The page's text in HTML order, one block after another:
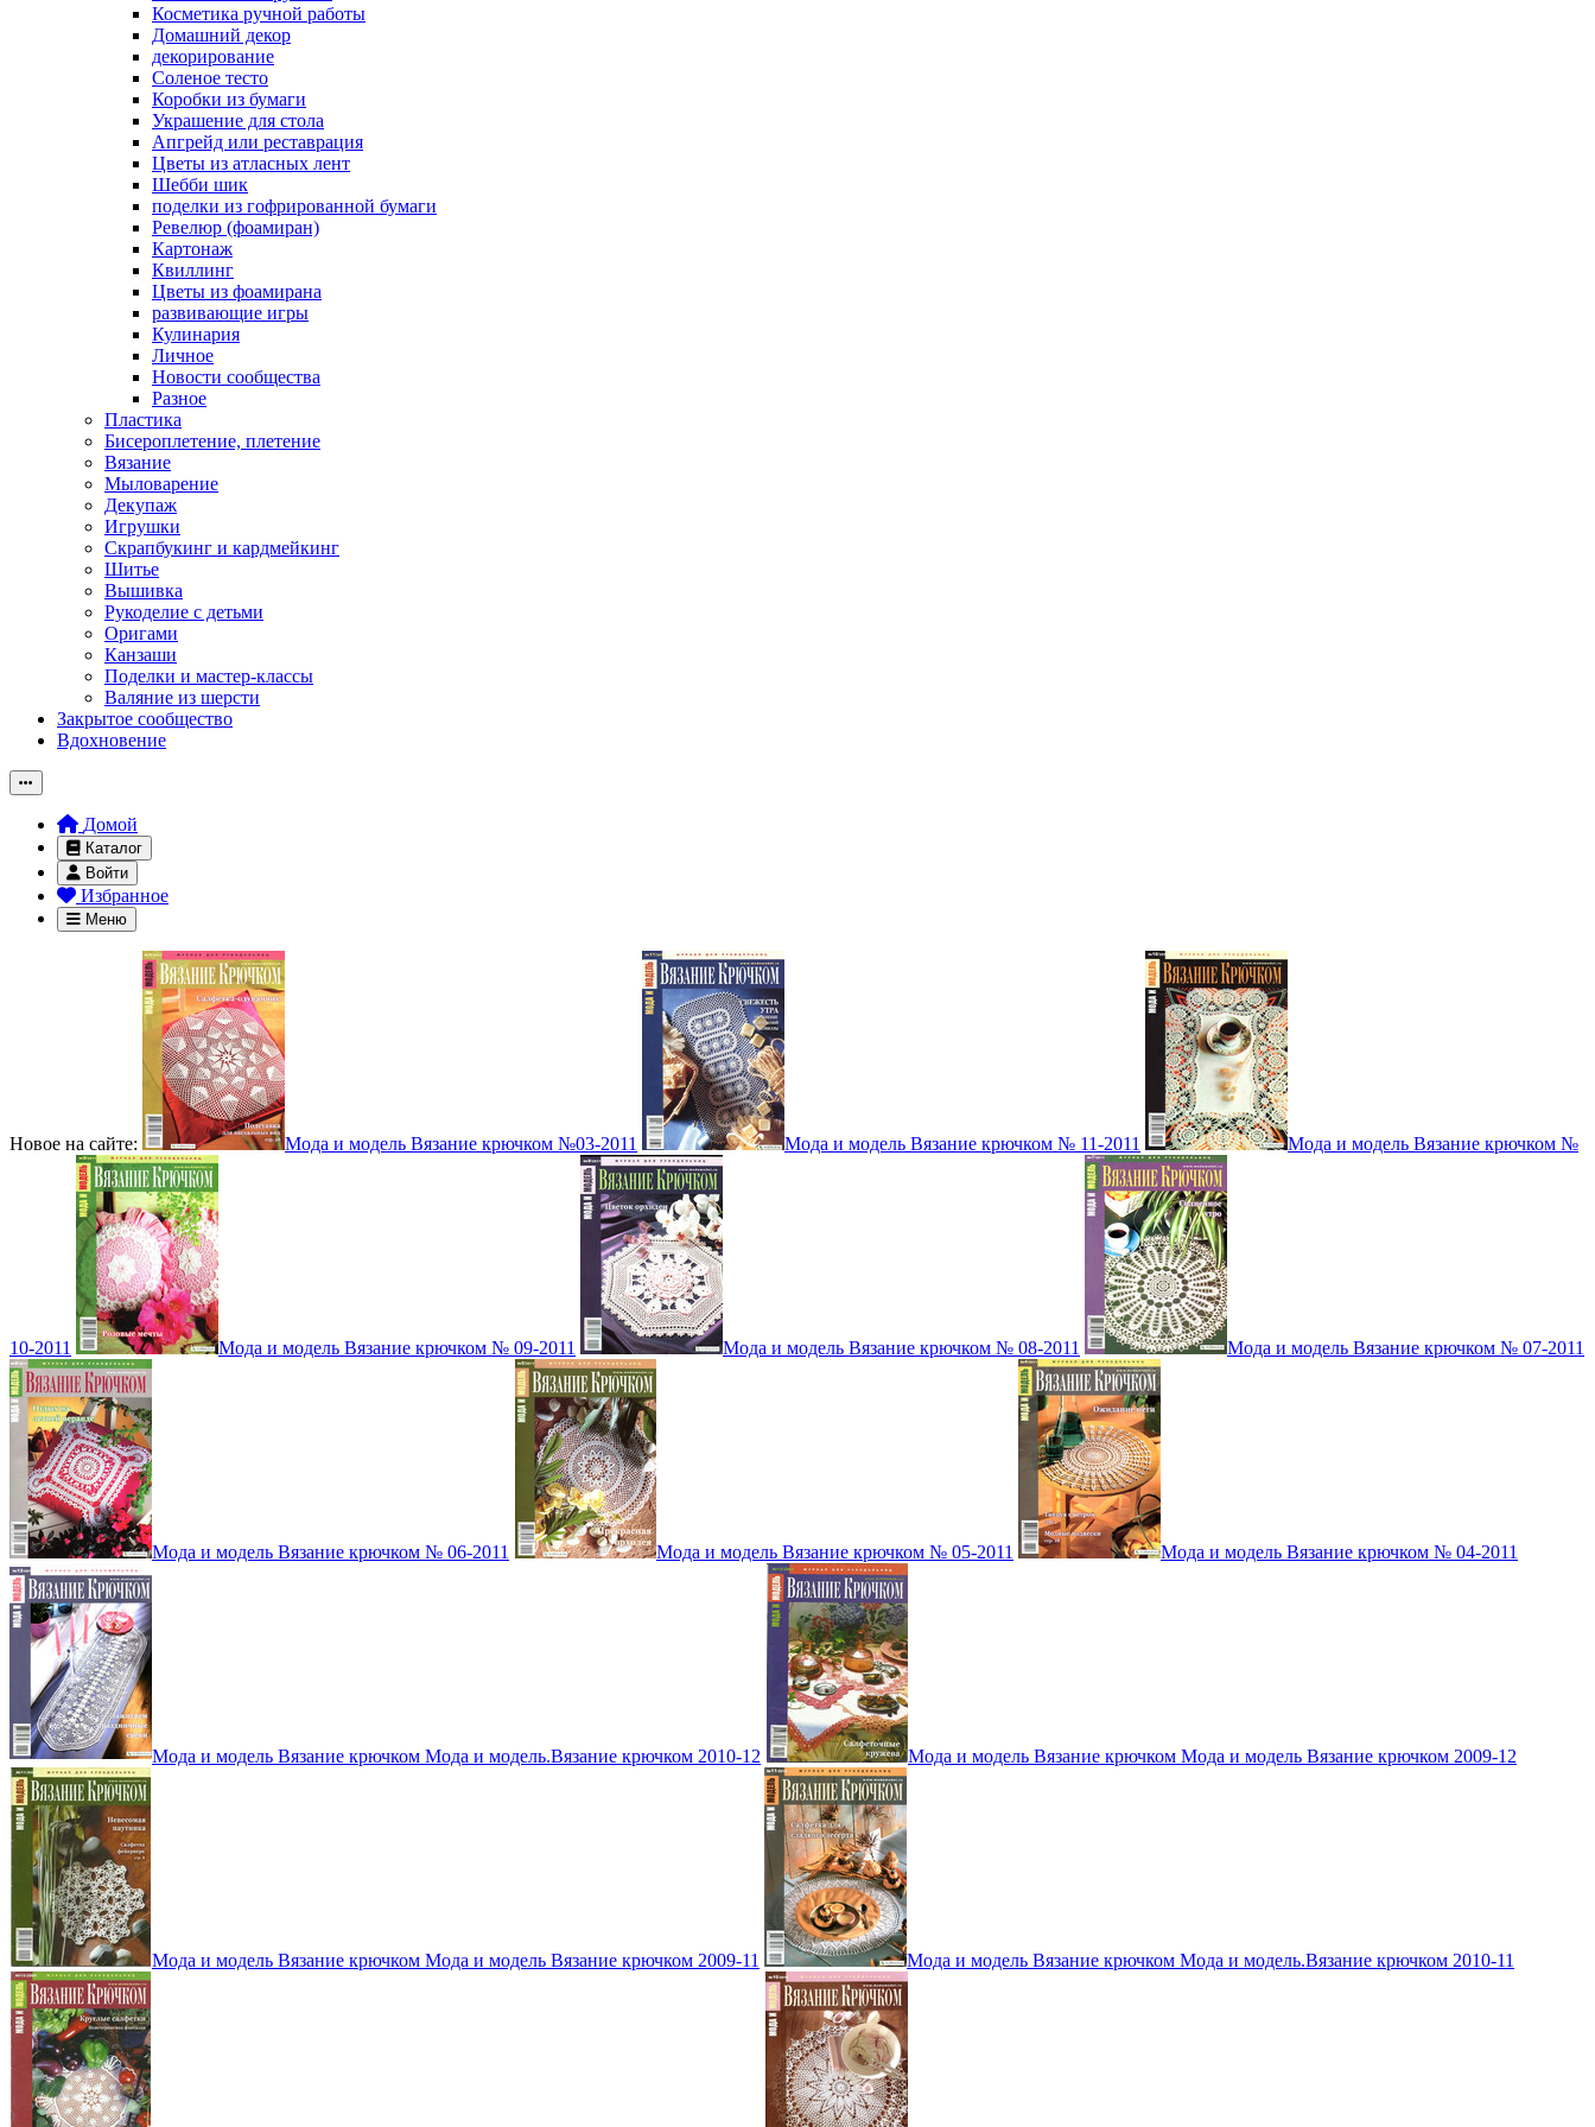
Косметика ручной работы
Домашний декор
декорирование
Соленое тесто
Коробки из бумаги
Украшение для стола
Апгрейд или реставрация
Цветы из атласных лент
Шебби шик
поделки из гофрированной бумаги
Ревелюр (фоамиран)
Картонаж
Квиллинг
Цветы из фоамирана
развивающие игры
Кулинария
Личное
Новости сообщества
Разное
Пластика
Бисероплетение, плетение
Вязание
Мыловарение
Декупаж
Игрушки
Скрапбукинг и кардмейкинг
Шитье
Вышивка
Рукоделие с детьми
Оригами
Канзаши
Поделки и мастер-классы
Валяние из шерсти
Закрытое сообщество
Вдохновение
Домой
Каталог
Войти
Избранное
Меню
Новое на сайте: Мода и модель Вязание крючком №03-2011 Мода и модель Вязание крючком № 11-2011 Мода и модель Вязание крючком №
10-2011 Мода и модель Вязание крючком № 09-2011 Мода и модель Вязание крючком № 08-2011 Мода и модель Вязание крючком № 07-2011
Мода и модель Вязание крючком № 06-2011 Мода и модель Вязание крючком № 05-2011 Мода и модель Вязание крючком № 04-2011
Мода и модель Вязание крючком Мода и модель.Вязание крючком 2010-12 Мода и модель Вязание крючком Мода и модель Вязание крючком 2009-12
Мода и модель Вязание крючком Мода и модель Вязание крючком 2009-11 Мода и модель Вязание крючком Мода и модель.Вязание крючком 2010-11